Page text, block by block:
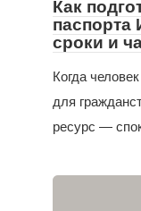
Как
паспорта
сроки и
Когда
для
ресурс —